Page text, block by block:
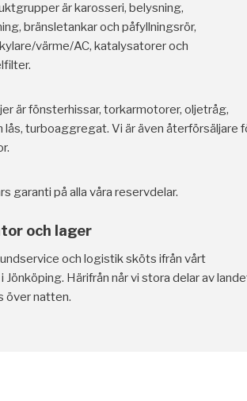
är karosseri, belysning,
bränsletankar och påfyllningsrör,
värme/AC, katalysatorer och
är fönsterhissar, torkarmotorer, oljetråg,
lås, turboaggregat. Vi är även återförsäljare
garanti på alla våra reservdelar.
och lager
och logistik sköts ifrån vårt
Jönköping. Härifrån når vi stora delar av
över natten.